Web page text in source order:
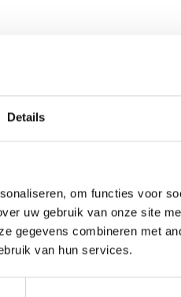
Details
om functies voor
uw gebruik van onze site
gegevens combineren met
van hun services.
OP JE
tot 15 euro.
100 euro .